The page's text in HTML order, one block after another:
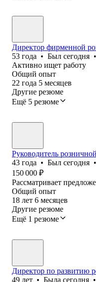
Директор фирменной
53 года • Был сегодня •
Активно ищет работу
Общий опыт
22 года 5 месяцев
Другие резюме
Ещё 5 резюме
Руководитель
43 года • Был сегодня •
150 000 ₽
Рассматривает
Общий опыт
18 лет 6 месяцев
Другие резюме
Ещё 1 резюме
Директор по развитию
49 лет • Была сегодня •